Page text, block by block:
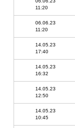
11:20
06.06.23
11:20
14.05.23
17:40
14.05.23
16:32
14.05.23
12:50
14.05.23
10:45